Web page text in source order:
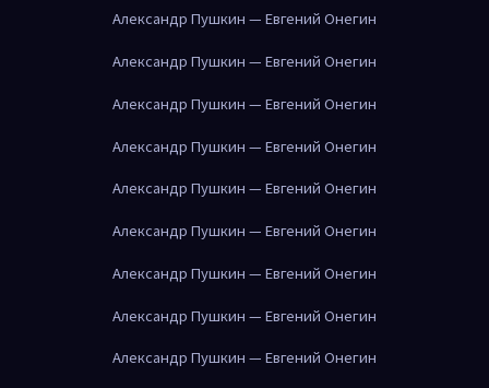
Александр Пушкин — Евгений Онегин
Александр Пушкин — Евгений Онегин
Александр Пушкин — Евгений Онегин
Александр Пушкин — Евгений Онегин
Александр Пушкин — Евгений Онегин
Александр Пушкин — Евгений Онегин
Александр Пушкин — Евгений Онегин
Александр Пушкин — Евгений Онегин
Александр Пушкин — Евгений Онегин